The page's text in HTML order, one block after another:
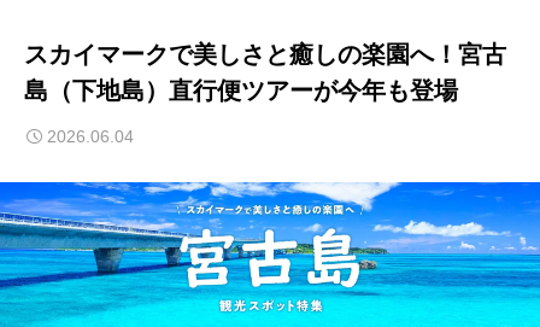
スカイマークで美しさと癒しの楽園へ！宮古
島（下地島）直行便ツアーが今年も登場
2026.06.04